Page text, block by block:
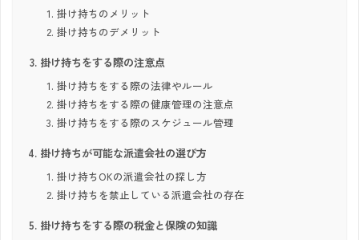
掛け持ちのメリット
掛け持ちのデメリット
掛け持ちをする際の注意点
掛け持ちをする際の法律やルール
掛け持ちをする際の健康管理の注意点
掛け持ちをする際のスケジュール管理
掛け持ちが可能な派遣会社の選び方
掛け持ちOKの派遣会社の探し方
掛け持ちを禁止している派遣会社の存在
掛け持ちをする際の税金と保険の知識